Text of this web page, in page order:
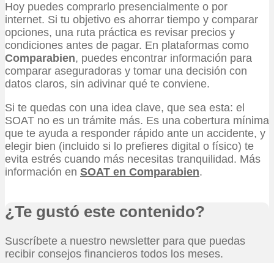
Hoy puedes comprarlo presencialmente o por
internet. Si tu objetivo es ahorrar tiempo y comparar
opciones, una ruta práctica es revisar precios y
condiciones antes de pagar. En plataformas como
Comparabien, puedes encontrar información para
comparar aseguradoras y tomar una decisión con
datos claros, sin adivinar qué te conviene.
Si te quedas con una idea clave, que sea esta: el
SOAT no es un trámite más. Es una cobertura mínima
que te ayuda a responder rápido ante un accidente, y
elegir bien (incluido si lo prefieres digital o físico) te
evita estrés cuando más necesitas tranquilidad. Más
información en SOAT en Comparabien.
¿Te gustó este contenido?
Suscríbete a nuestro newsletter para que puedas
recibir consejos financieros todos los meses.